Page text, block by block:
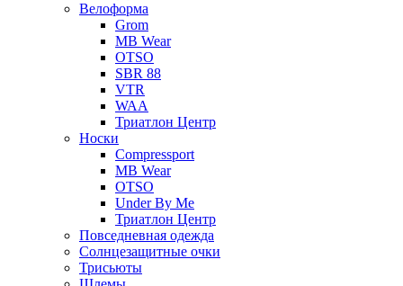
Велоформа
Grom
MB Wear
OTSO
SBR 88
VTR
WAA
Триатлон Центр
Носки
Compressport
MB Wear
OTSO
Under By Me
Триатлон Центр
Повседневная одежда
Солнцезащитные очки
Трисьюты